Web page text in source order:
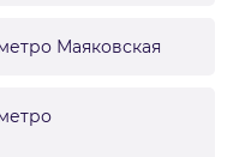
Маяковская